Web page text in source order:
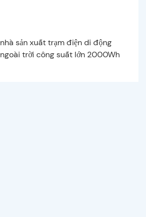
nhà sản xuất trạm điện di động
ngoài trời công suất lớn 2000Wh